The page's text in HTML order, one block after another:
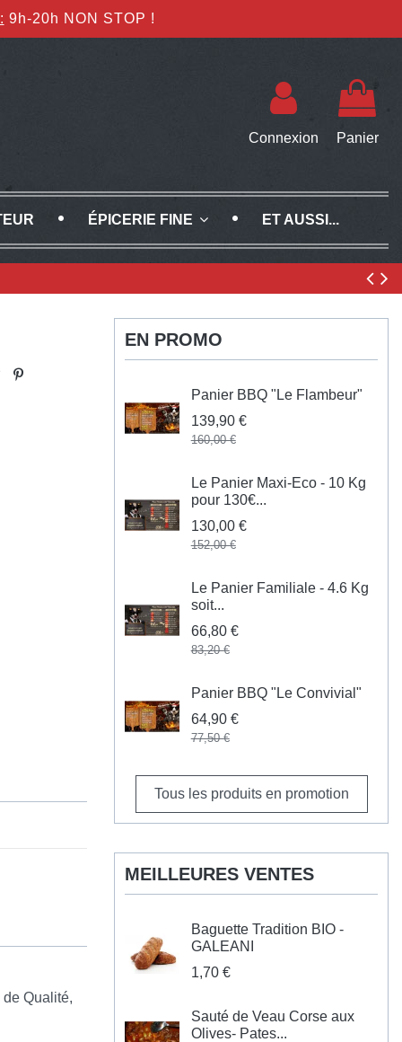
9h-20h NON STOP !
Connexion Panier
ÉPICERIE FINE ET AUSSI...
Qualité,
EN PROMO
Panier BBQ "Le Flambeur"
139,90 €
160,00 €
Le Panier Maxi-Eco - 10 Kg
pour 130€...
130,00 €
152,00 €
Le Panier Familiale - 4.6 Kg
soit...
66,80 €
83,20 €
Panier BBQ "Le Convivial"
64,90 €
77,50 €
Tous les produits en promotion
MEILLEURES VENTES
Baguette Tradition BIO -
GALEANI
1,70 €
Sauté de Veau Corse aux
Olives- Pates...